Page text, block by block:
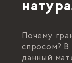
Почему
спросом?
данный